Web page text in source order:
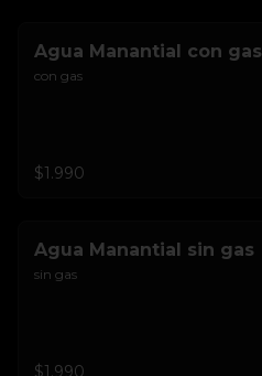
Agua Manantial con gas
con gas
$1.990
Agua Manantial sin gas
sin gas
$1.990